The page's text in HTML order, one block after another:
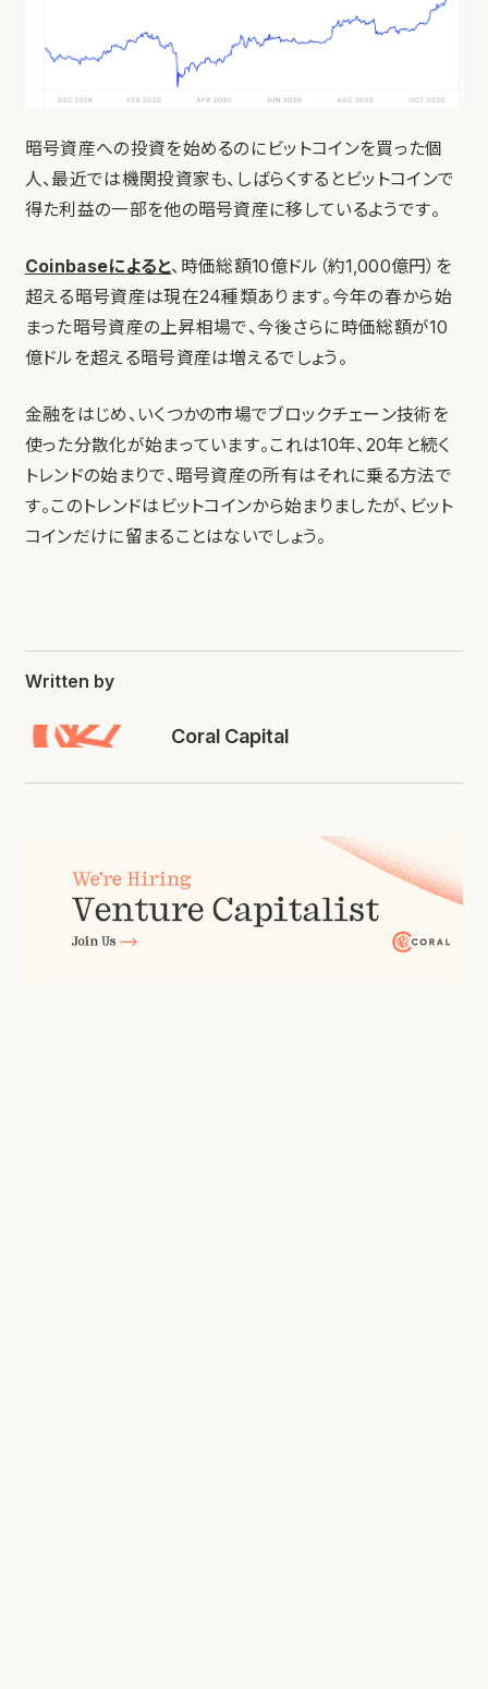
暗号資産への投資を始めるのにビットコインを買った個
人、最近では機関投資家も、しばらくするとビットコインで
得た利益の一部を他の暗号資産に移しているようです。
Coinbaseによると、時価総額10億ドル（約1,000億円）を
超える暗号資産は現在24種類あります。今年の春から始
まった暗号資産の上昇相場で、今後さらに時価総額が10
億ドルを超える暗号資産は増えるでしょう。
金融をはじめ、いくつかの市場でブロックチェーン技術を
使った分散化が始まっています。これは10年、20年と続く
トレンドの始まりで、暗号資産の所有はそれに乗る方法で
す。このトレンドはビットコインから始まりましたが、ビット
コインだけに留まることはないでしょう。
Written by
Coral Capital